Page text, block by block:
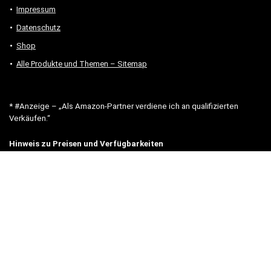
Impressum
Datenschutz
Shop
Alle Produkte und Themen – Sitemap
* #Anzeige – „Als Amazon-Partner verdiene ich an qualifizierten
Verkäufen.“
Hinweis zu Preisen und Verfügbarkeiten